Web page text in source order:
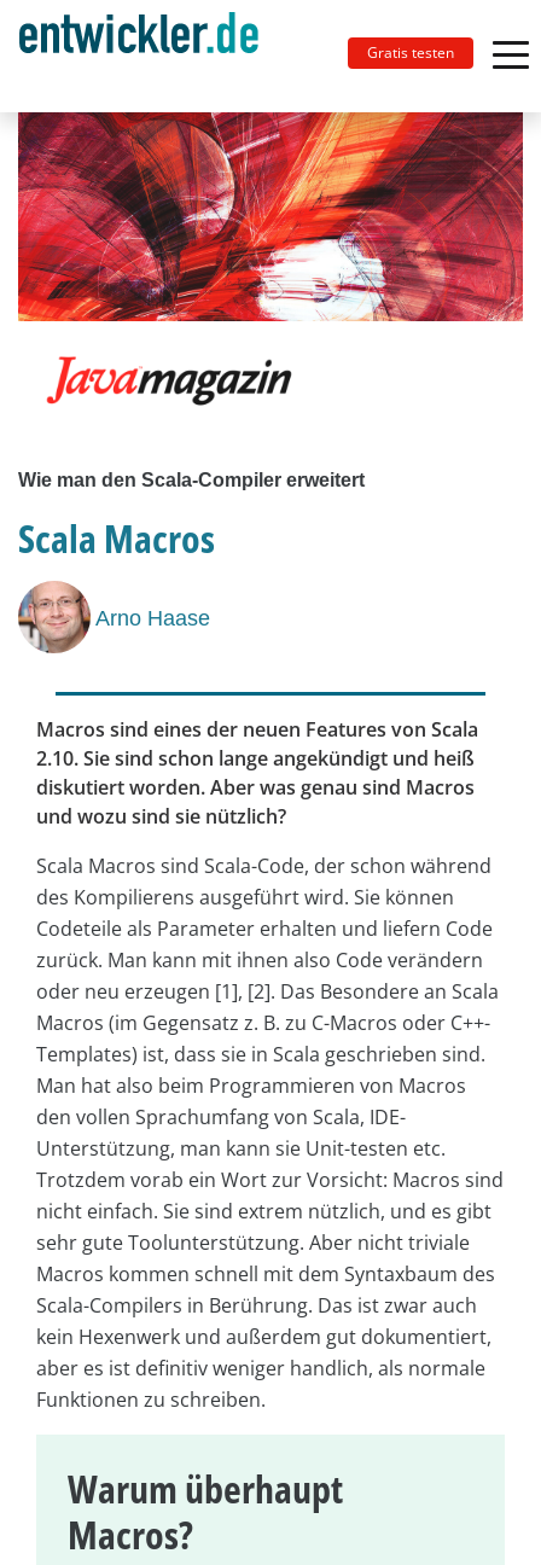
Gratis testen
Wie man den Scala-Compiler erweitert
Scala Macros
Arno Haase
Macros sind eines der neuen Features von Scala
2.10. Sie sind schon lange angekündigt und heiß
diskutiert worden. Aber was genau sind Macros
und wozu sind sie nützlich?
Scala Macros sind Scala-Code, der schon während
des Kompilierens ausgeführt wird. Sie können
Codeteile als Parameter erhalten und liefern Code
zurück. Man kann mit ihnen also Code verändern
oder neu erzeugen [1], [2]. Das Besondere an Scala
Macros (im Gegensatz z. B. zu C-Macros oder C++-
Templates) ist, dass sie in Scala geschrieben sind.
Man hat also beim Programmieren von Macros
den vollen Sprachumfang von Scala, IDE-
Unterstützung, man kann sie Unit-testen etc.
Trotzdem vorab ein Wort zur Vorsicht: Macros sind
nicht einfach. Sie sind extrem nützlich, und es gibt
sehr gute Toolunterstützung. Aber nicht triviale
Macros kommen schnell mit dem Syntaxbaum des
Scala-Compilers in Berührung. Das ist zwar auch
kein Hexenwerk und außerdem gut dokumentiert,
aber es ist definitiv weniger handlich, als normale
Funktionen zu schreiben.
Warum überhaupt
Macros?